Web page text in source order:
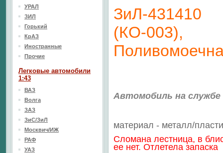
ЗиЛ-431410
(КО-003),
Автомобиль на
материал - металл/
Сломана лестница, в
ее нет. Отлетела запаска
УРАЛ
ЗИЛ
Горький
КрАЗ
Иностранные
Прочие
Легковые автомобили
1:43
ВАЗ
Волга
ЗАЗ
ЗиС/ЗиЛ
Москвич/ИЖ
РАФ
УАЗ